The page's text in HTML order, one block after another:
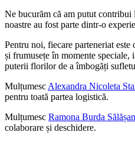
Ne bucurăm că am putut contribui
noastre au fost parte dintr-o
Pentru noi, fiecare parteneriat
și frumusețe în momente speciale,
puterii florilor de a îmbogăți
Mulțumesc Alexandra Nicoleta
pentru toată partea logistică.
Mulțumesc Ramona Burda Sălășan
colaborare și deschidere.